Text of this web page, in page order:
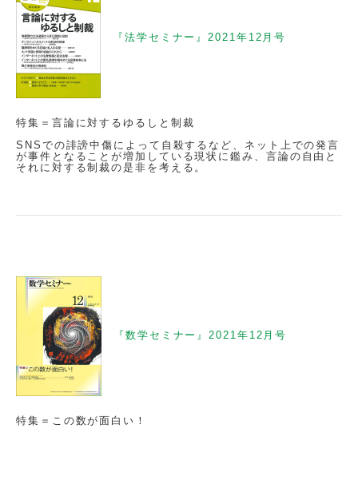
『法学セミナー』2021年12月号
特集＝言論に対するゆるしと制裁
SNSでの誹謗中傷によって自殺するなど、ネット上での発言
が事件となることが増加している現状に鑑み、言論の自由と
それに対する制裁の是非を考える。
『数学セミナー』2021年12月号
特集＝この数が面白い！